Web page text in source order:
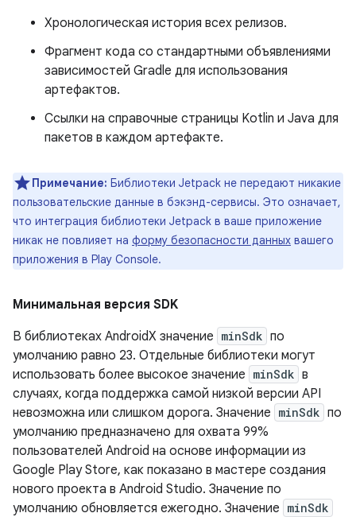
Хронологическая история всех релизов.
Фрагмент кода со стандартными объявлениями
зависимостей Gradle для использования
артефактов.
Ссылки на справочные страницы Kotlin и Java для
пакетов в каждом артефакте.
Примечание: Библиотеки Jetpack не передают никакие
пользовательские данные в бэкэнд-сервисы. Это означает,
что интеграция библиотеки Jetpack в ваше приложение
никак не повлияет на форму безопасности данных вашего
приложения в Play Console.
Минимальная версия SDK
В библиотеках AndroidX значение minSdk по
умолчанию равно 23. Отдельные библиотеки могут
использовать более высокое значение minSdk в
случаях, когда поддержка самой низкой версии API
невозможна или слишком дорога. Значение minSdk по
умолчанию предназначено для охвата 99%
пользователей Android на основе информации из
Google Play Store, как показано в мастере создания
нового проекта в Android Studio. Значение по
умолчанию обновляется ежегодно. Значение minSdk